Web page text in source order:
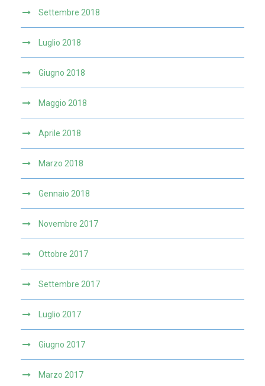
Settembre 2018
Luglio 2018
Giugno 2018
Maggio 2018
Aprile 2018
Marzo 2018
Gennaio 2018
Novembre 2017
Ottobre 2017
Settembre 2017
Luglio 2017
Giugno 2017
Marzo 2017